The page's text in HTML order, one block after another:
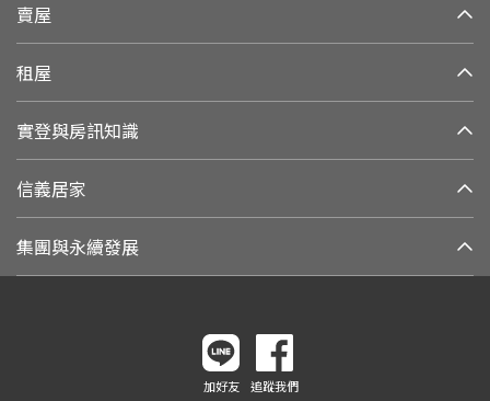
賣屋
租屋
實登與房訊知識
信義居家
集團與永續發展
加好友 追蹤我們